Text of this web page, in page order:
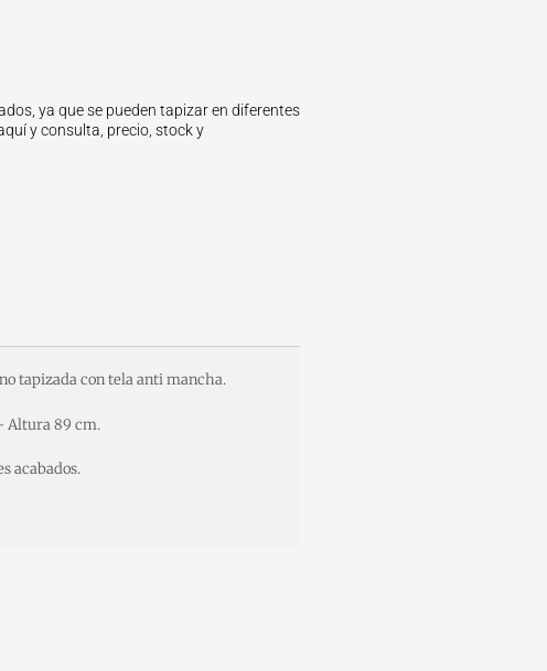
ya que se pueden tapizar en diferentes
y consulta, precio, stock y
tapizada con tela anti mancha.
Altura 89 cm.
acabados.